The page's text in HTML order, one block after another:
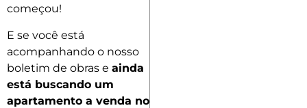
começou!
E se você está
acompanhando o nosso
boletim de obras e ainda
está buscando um
apartamento a venda no